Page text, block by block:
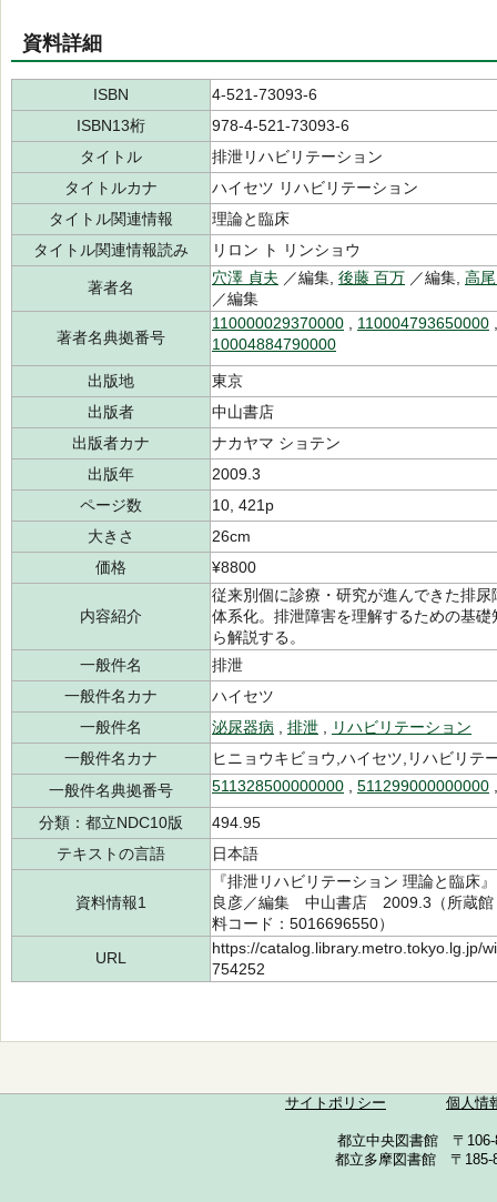
資料詳細
ISBN
4-521-73093-6
ISBN13桁
978-4-521-73093-6
タイトル
排泄リハビリテーション
タイトルカナ
ハイセツ リハビリテーション
タイトル関連情報
理論と臨床
タイトル関連情報読み
リロン ト リンショウ
著者名
穴澤 貞夫 ／編集, 後藤 百万 ／編集, 高
／編集
著者名典拠番号
110000029370000 110004793650000
10004884790000
出版地
東京
出版者
中山書店
出版者カナ
ナカヤマ ショテン
出版年
2009.3
ページ数
10, 421p
大きさ
26cm
価格
¥8800
内容紹介
従来別個に診療・研究が進んできた排
体系化。排泄障害を理解するための基
ら解説する。
一般件名
排泄
一般件名カナ
ハイセツ
一般件名
泌尿器病 排泄
リハビリテーション
一般件名カナ
ヒニョウキビョウ,ハイセツ,リハビリテ
一般件名典拠番号
511328500000000 511299000000000
分類：都立NDC10版
494.95
テキストの言語
日本語
資料情報1
『排泄リハビリテーション 理論と臨
良彦／編集 中山書店 2009.3（所蔵
料コード：5016696550）
URL
https://catalog.library.metro.tokyo.lg.jp/
754252
サイトポリシー 個人情
都立中央図書館 〒
都立多摩図書館 〒185-